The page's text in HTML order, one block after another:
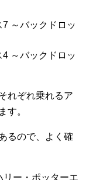
～バックドロッ
～バックドロッ
れぞれ乗れるア
す。
るので、よく確
ー・ポッターエ